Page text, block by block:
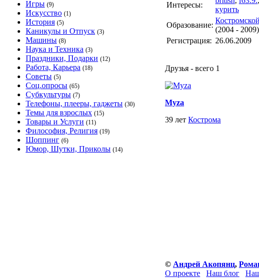
Игры (9)
Искусство (1)
История (5)
Каникулы и Отпуск (3)
Машины (8)
Наука и Техника (3)
Праздники, Подарки (12)
Работа, Карьера (18)
Советы (5)
Соц.опросы (65)
Субкультуры (7)
Телефоны, плееры, гаджеты (30)
Темы для взрослых (15)
Товары и Услуги (11)
Философия, Религия (19)
Шоппинг (6)
Юмор, Шутки, Приколы (14)
Интересы:
курить
Образование:
(2004 - 2009)
Регистрация: 26.06.2009
Друзья - всего 1
Myza
39 лет Кострома
© Андрей Акопянц,
О проекте
Наш блог